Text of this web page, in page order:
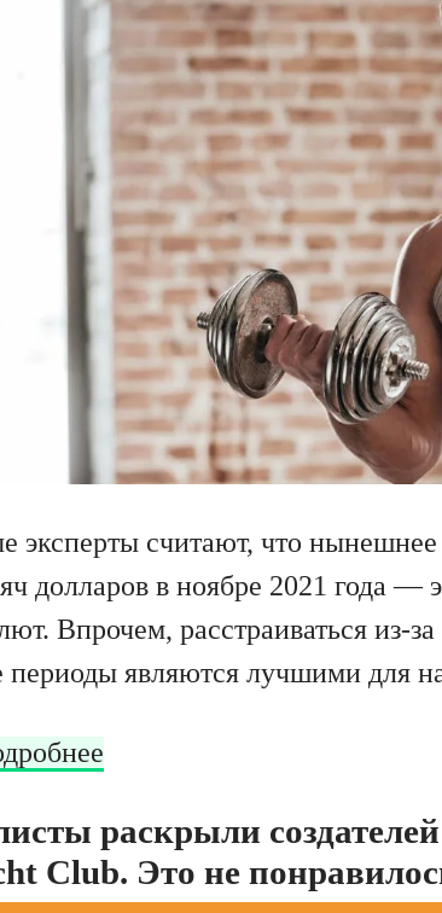
эксперты считают, что
долларов в ноябре 2021 года —
Впрочем, расстраиваться из-
периоды являются лучшими для
раскрыли
Club. Это не